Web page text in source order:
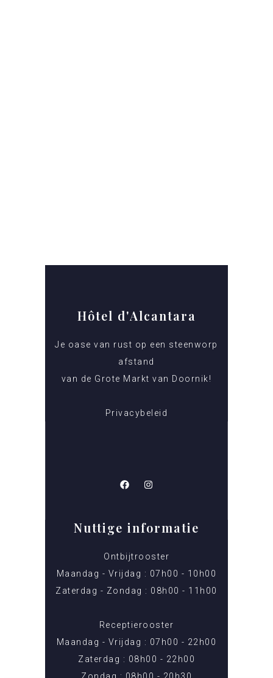
Hôtel d'Alcantara
Je oase van rust op een steenworp
afstand
van de Grote Markt van Doornik!
Privacybeleid
Nuttige informatie
Ontbijtrooster
Maandag - Vrijdag : 07h00 - 10h00
Zaterdag - Zondag : 08h00 - 11h00
Receptierooster
Maandag - Vrijdag : 07h00 - 22h00
Zaterdag : 08h00 - 22h00